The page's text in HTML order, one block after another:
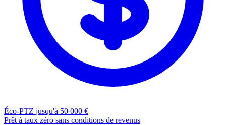
Éco-PTZ jusqu'à 50 000 €
Prêt à taux zéro sans conditions de revenus